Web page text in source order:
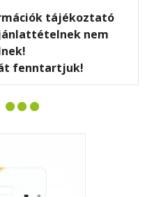
tájékoztató
nem
fenntartjuk!